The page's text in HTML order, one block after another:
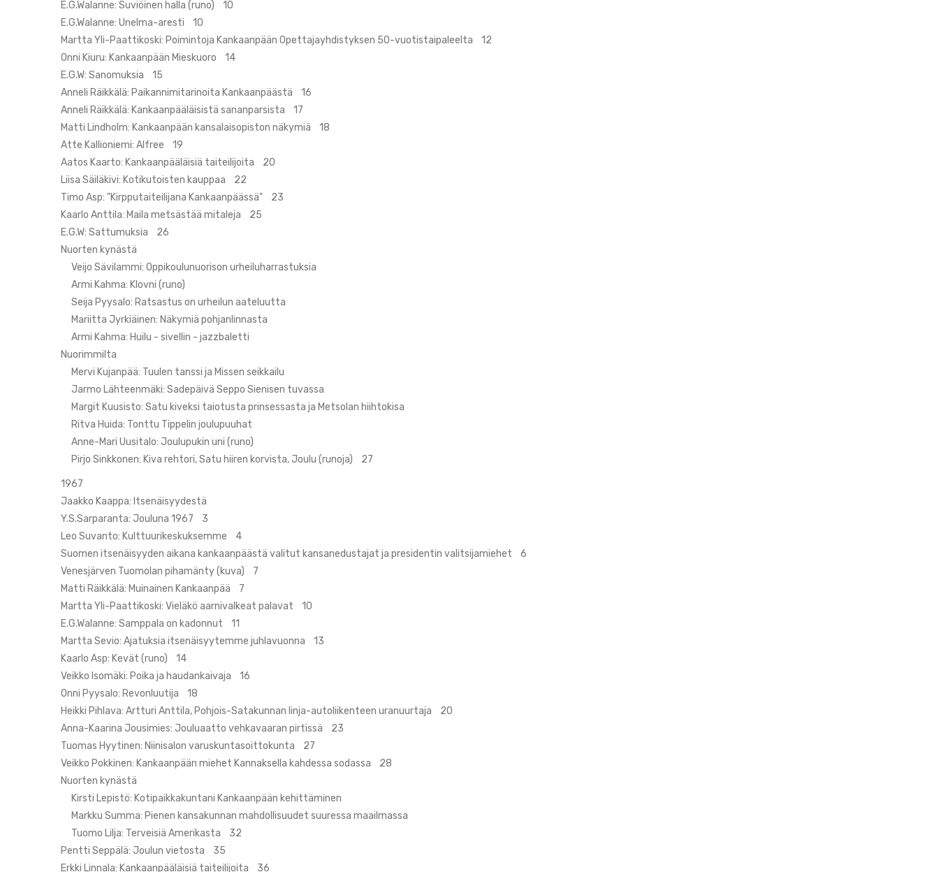
E.G.Walanne: Suviöinen halla (runo) 10
E.G.Walanne: Unelma-aresti 10
Martta Yli-Paattikoski: Poimintoja Kankaanpään Opettajayhdistyksen 50-vuotistaipaleelta 12
Onni Kiuru: Kankaanpään Mieskuoro 14
E.G.W: Sanomuksia 15
Anneli Räikkälä: Paikannimitarinoita Kankaanpäästä 16
Anneli Räikkälä: Kankaanpääläisistä sananparsista 17
Matti Lindholm: Kankaanpään kansalaisopiston näkymiä 18
Atte Kallioniemi: Alfree 19
Aatos Kaarto: Kankaanpääläisiä taiteilijoita 20
Liisa Säiläkivi: Kotikutoisten kauppaa 22
Timo Asp: "Kirpputaiteilijana Kankaanpäässä" 23
Kaarlo Anttila: Maila metsästää mitaleja 25
E.G.W: Sattumuksia 26
Nuorten kynästä
Veijo Sävilammi: Oppikoulunuorison urheiluharrastuksia
Armi Kahma: Klovni (runo)
Seija Pyysalo: Ratsastus on urheilun aateluutta
Mariitta Jyrkiäinen: Näkymiä pohjanlinnasta
Armi Kahma: Huilu - sivellin - jazzbaletti
Nuorimmilta
Mervi Kujanpää: Tuulen tanssi ja Missen seikkailu
Jarmo Lähteenmäki: Sadepäivä Seppo Sienisen tuvassa
Margit Kuusisto: Satu kiveksi taiotusta prinsessasta ja Metsolan hiihtokisa
Ritva Huida: Tonttu Tippelin joulupuuhat
Anne-Mari Uusitalo: Joulupukin uni (runo)
Pirjo Sinkkonen: Kiva rehtori, Satu hiiren korvista, Joulu (runoja) 27
1967
Jaakko Kaappa: Itsenäisyydestä
Y.S.Sarparanta: Jouluna 1967 3
Leo Suvanto: Kulttuurikeskuksemme 4
Suomen itsenäisyyden aikana kankaanpäästä valitut kansanedustajat ja presidentin valitsijamiehet 6
Venesjärven Tuomolan pihamänty (kuva) 7
Matti Räikkälä: Muinainen Kankaanpää 7
Martta Yli-Paattikoski: Vieläkö aarnivalkeat palavat 10
E.G.Walanne: Samppala on kadonnut 11
Martta Sevio: Ajatuksia itsenäisyytemme juhlavuonna 13
Kaarlo Asp: Kevät (runo) 14
Veikko Isomäki: Poika ja haudankaivaja 16
Onni Pyysalo: Revonluutija 18
Heikki Pihlava: Artturi Anttila, Pohjois-Satakunnan linja-autoliikenteen uranuurtaja 20
Anna-Kaarina Jousimies: Jouluaatto vehkavaaran pirtissä 23
Tuomas Hyytinen: Niinisalon varuskuntasoittokunta 27
Veikko Pokkinen: Kankaanpään miehet Kannaksella kahdessa sodassa 28
Nuorten kynästä
Kirsti Lepistö: Kotipaikkakuntani Kankaanpään kehittäminen
Markku Summa: Pienen kansakunnan mahdollisuudet suuressa maailmassa
Tuomo Lilja: Terveisiä Amerikasta 32
Pentti Seppälä: Joulun vietosta 35
Erkki Linnala: Kankaanpääläisiä taiteilijoita 36